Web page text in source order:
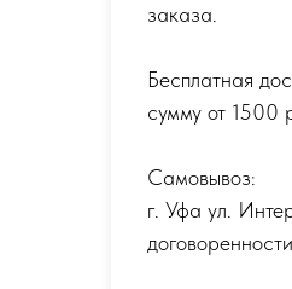
заказа.
Бесплатная
сумму от 1500
Самовывоз:
г. Уфа ул.
договоренности.